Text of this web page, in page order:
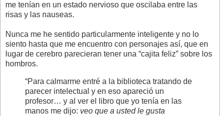
me tenían en un estado nervioso que oscilaba entre las
risas y las nauseas.
Nunca me he sentido particularmente inteligente y no lo
siento hasta que me encuentro con personajes así, que en
lugar de cerebro parecieran tener una “cajita feliz” sobre los
hombros.
“Para calmarme entré a la biblioteca tratando de
parecer intelectual y en eso apareció un
profesor… y al ver el libro que yo tenía en las
manos me dijo: veo que a usted le gusta